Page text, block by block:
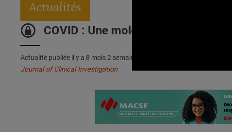
Actualités
COVID : Une molécule clé de la
Actualité publiée il y a 8 mois 2 semaines 5 jours
Journal of Clinical Investigation